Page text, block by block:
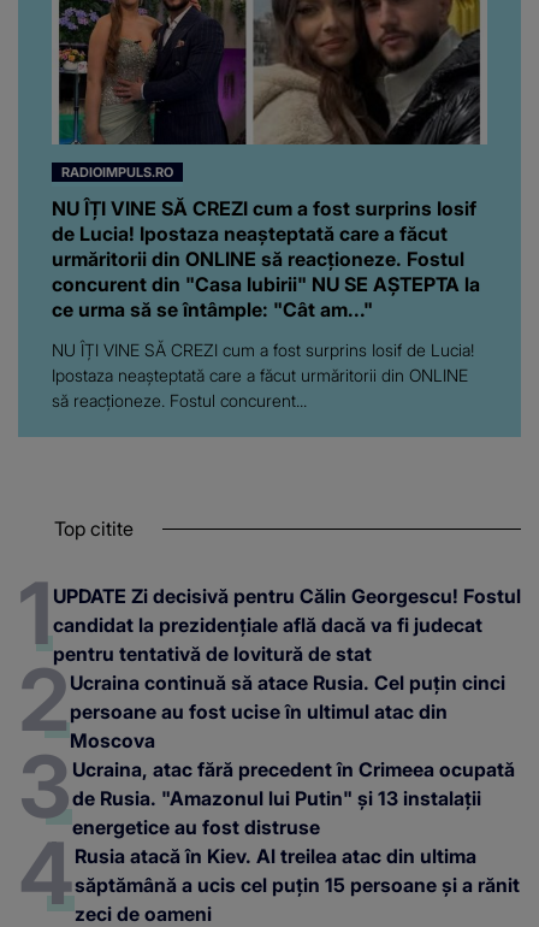
RADIOIMPULS.RO
NU ÎȚI VINE SĂ CREZI cum a fost surprins Iosif
de Lucia! Ipostaza neașteptată care a făcut
urmăritorii din ONLINE să reacționeze. Fostul
concurent din "Casa Iubirii" NU SE AȘTEPTA la
ce urma să se întâmple: "Cât am..."
NU ÎȚI VINE SĂ CREZI cum a fost surprins Iosif de Lucia!
Ipostaza neașteptată care a făcut urmăritorii din ONLINE
să reacționeze. Fostul concurent...
Top citite
UPDATE Zi decisivă pentru Călin Georgescu! Fostul
candidat la prezidențiale află dacă va fi judecat
pentru tentativă de lovitură de stat
Ucraina continuă să atace Rusia. Cel puțin cinci
persoane au fost ucise în ultimul atac din
Moscova
Ucraina, atac fără precedent în Crimeea ocupată
de Rusia. "Amazonul lui Putin" și 13 instalații
energetice au fost distruse
Rusia atacă în Kiev. Al treilea atac din ultima
săptămână a ucis cel puțin 15 persoane și a rănit
zeci de oameni